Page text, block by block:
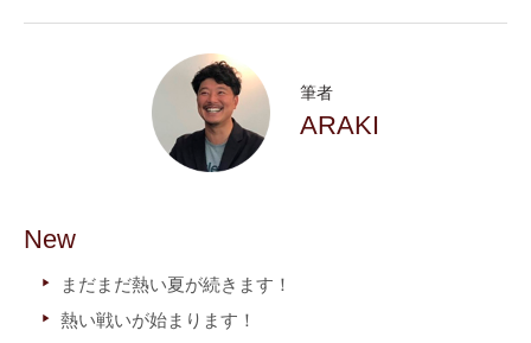
筆者
ARAKI
New
まだまだ熱い夏が続きます！
熱い戦いが始まります！